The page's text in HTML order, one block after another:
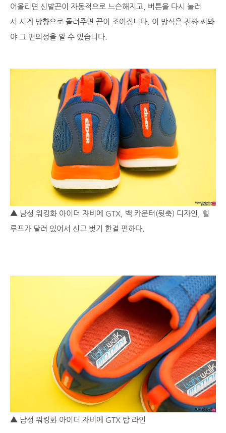
어올리면 신발끈이 자동적으로 느슨해지고, 버튼을 다시 눌러
서 시계 방향으로 돌려주면 끈이 조여집니다. 이 방식은 진짜 써봐
야 그 편의성을 알 수 있습니다.
▲ 남성 워킹화 아이더 자비에 GTX, 백 카운터(뒷축) 디자인, 힐
루프가 달려 있어서 신고 벗기 한결 편하다.
▲ 남성 워킹화 아이더 자비에 GTX 탑 라인